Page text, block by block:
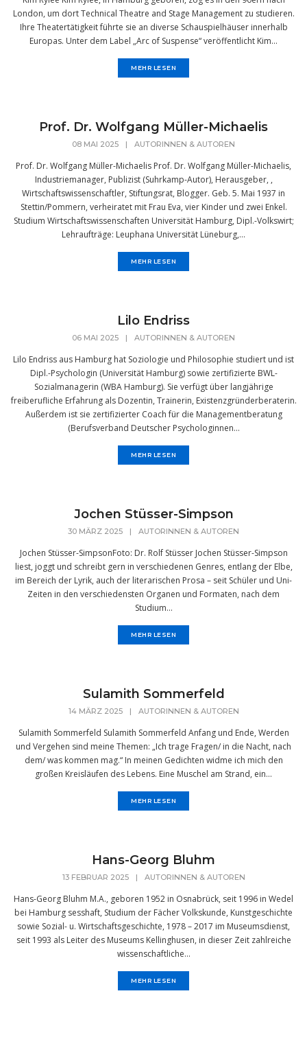
London, um dort Technical Theatre and Stage Management zu studieren.
Ihre Theatertätigkeit führte sie an diverse Schauspielhäuser innerhalb
Europas. Unter dem Label „Arc of Suspense“ veröffentlicht Kim...
MEHR LESEN
Prof. Dr. Wolfgang Müller-Michaelis
08 MAI 2025 | AUTORINNEN & AUTOREN
Prof. Dr. Wolfgang Müller-Michaelis Prof. Dr. Wolfgang Müller-Michaelis,
Industriemanager, Publizist (Suhrkamp-Autor), Herausgeber, ,
Wirtschaftswissenschaftler, Stiftungsrat, Blogger. Geb. 5. Mai 1937 in
Stettin/Pommern, verheiratet mit Frau Eva, vier Kinder und zwei Enkel.
Studium Wirtschaftswissenschaften Universität Hamburg, Dipl.-Volkswirt;
Lehraufträge: Leuphana Universität Lüneburg,...
MEHR LESEN
Lilo Endriss
06 MAI 2025 | AUTORINNEN & AUTOREN
Lilo Endriss aus Hamburg hat Soziologie und Philosophie studiert und ist
Dipl.-Psychologin (Universität Hamburg) sowie zertifizierte BWL-
Sozialmanagerin (WBA Hamburg). Sie verfügt über langjährige
freiberufliche Erfahrung als Dozentin, Trainerin, Existenzgründerberaterin.
Außerdem ist sie zertifizierter Coach für die Managementberatung
(Berufsverband Deutscher Psychologinnen...
MEHR LESEN
Jochen Stüsser-Simpson
30 MÄRZ 2025 | AUTORINNEN & AUTOREN
Jochen Stüsser-SimpsonFoto: Dr. Rolf Stüsser Jochen Stüsser-Simpson
liest, joggt und schreibt gern in verschiedenen Genres, entlang der Elbe,
im Bereich der Lyrik, auch der literarischen Prosa – seit Schüler und Uni-
Zeiten in den verschiedensten Organen und Formaten, nach dem
Studium...
MEHR LESEN
Sulamith Sommerfeld
14 MÄRZ 2025 | AUTORINNEN & AUTOREN
Sulamith Sommerfeld Sulamith Sommerfeld Anfang und Ende, Werden
und Vergehen sind meine Themen: „Ich trage Fragen/ in die Nacht, nach
dem/ was kommen mag.“ In meinen Gedichten widme ich mich den
großen Kreisläufen des Lebens. Eine Muschel am Strand, ein...
MEHR LESEN
Hans-Georg Bluhm
13 FEBRUAR 2025 | AUTORINNEN & AUTOREN
Hans-Georg Bluhm M.A., geboren 1952 in Osnabrück, seit 1996 in Wedel
bei Hamburg sesshaft, Studium der Fächer Volkskunde, Kunstgeschichte
sowie Sozial- u. Wirtschaftsgeschichte, 1978 – 2017 im Museumsdienst,
seit 1993 als Leiter des Museums Kellinghusen, in dieser Zeit zahlreiche
wissenschaftliche...
MEHR LESEN